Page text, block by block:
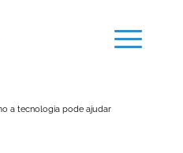
a tecnologia pode ajudar